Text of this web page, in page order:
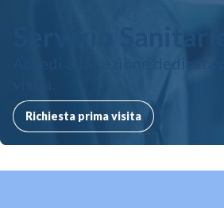
Servizio
Richiesta prima visita